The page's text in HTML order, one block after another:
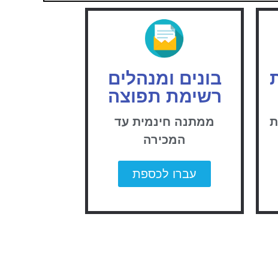
בונים ומנהלים
רשימת תפוצה
ממתנה חינמית עד
המכירה
עברו לכספת